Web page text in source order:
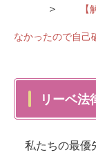
＞
なかったので自己
リーベ法
私たちの最優